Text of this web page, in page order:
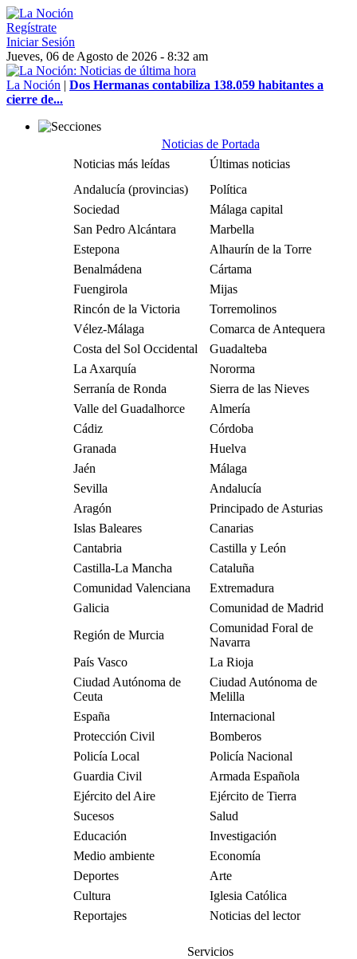
Regístrate
Iniciar Sesión
Jueves, 06 de Agosto de 2026 - 8:32 am
La Noción | Dos Hermanas contabiliza 138.059 habitantes a
cierre de...
Noticias de Portada
Noticias más leídas
Últimas noticias
Andalucía (provincias)
Política
Sociedad
Málaga capital
San Pedro Alcántara
Marbella
Estepona
Alhaurín de la Torre
Benalmádena
Cártama
Fuengirola
Mijas
Rincón de la Victoria
Torremolinos
Vélez-Málaga
Comarca de Antequera
Costa del Sol Occidental
Guadalteba
La Axarquía
Nororma
Serranía de Ronda
Sierra de las Nieves
Valle del Guadalhorce
Almería
Cádiz
Córdoba
Granada
Huelva
Jaén
Málaga
Sevilla
Andalucía
Aragón
Principado de Asturias
Islas Baleares
Canarias
Cantabria
Castilla y León
Castilla-La Mancha
Cataluña
Comunidad Valenciana
Extremadura
Galicia
Comunidad de Madrid
Región de Murcia
Comunidad Foral de
Navarra
País Vasco
La Rioja
Ciudad Autónoma de
Ceuta
Ciudad Autónoma de
Melilla
España
Internacional
Protección Civil
Bomberos
Policía Local
Policía Nacional
Guardia Civil
Armada Española
Ejército del Aire
Ejército de Tierra
Sucesos
Salud
Educación
Investigación
Medio ambiente
Economía
Deportes
Arte
Cultura
Iglesia Católica
Reportajes
Noticias del lector
Servicios